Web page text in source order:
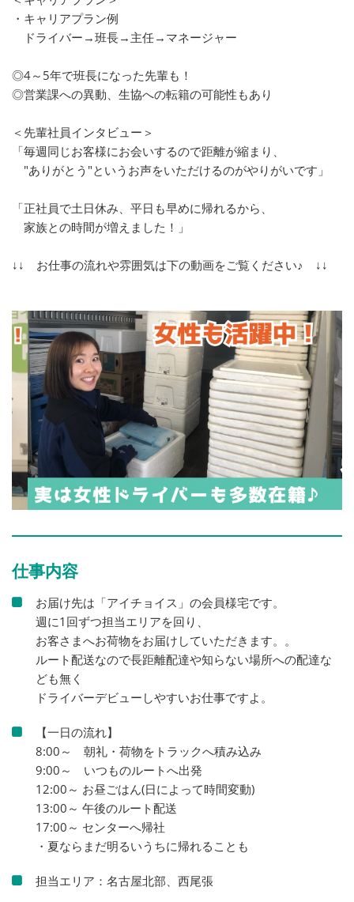
・キャリアプラン例
ドライバー→班長→主任→マネージャー
◎4～5年で班長になった先輩も！
◎営業課への異動、生協への転籍の可能性もあり
＜先輩社員インタビュー＞
「毎週同じお客様にお会いするので距離が縮まり、
"ありがとう"というお声をいただけるのがやりがいです」
「正社員で土日休み、平日も早めに帰れるから、
家族との時間が増えました！」
↓↓ お仕事の流れや雰囲気は下の動画をご覧ください♪ ↓↓
仕事内容
お届け先は「アイチョイス」の会員様宅です。
週に1回ずつ担当エリアを回り、
お客さまへお荷物をお届けしていただきます。。
ルート配送なので長距離配達や知らない場所への配達な
ども無く
ドライバーデビューしやすいお仕事ですよ。
【一日の流れ】
8:00～ 朝礼・荷物をトラックへ積み込み
9:00～ いつものルートへ出発
12:00～ お昼ごはん(日によって時間変動)
13:00～ 午後のルート配送
17:00～ センターへ帰社
・夏ならまだ明るいうちに帰れることも
担当エリア：名古屋北部、西尾張